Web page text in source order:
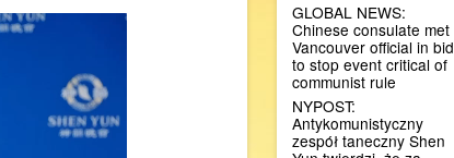
GLOBAL NEWS:
Chinese consulate met
Vancouver official in bid
to stop event critical of
communist rule
NYPOST:
Antykomunistyczny
zespół taneczny Shen